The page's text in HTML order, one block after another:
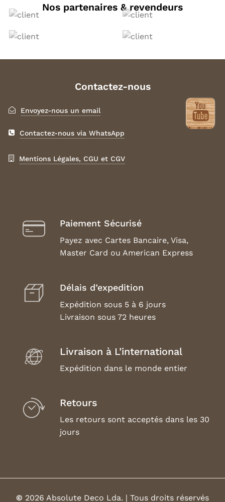
Nos partenaires & revendeurs
Contactez-nous
Envoyez-nous un email
Contactez-nous via WhatsApp
Mentions Légales, CGU et CGV
Paiement Sécurisé
Payez avec Cartes Bancaire, Visa,
Master Card ou American Express
Délais d’expedition
Expédition sous 5 à 6 jours
Livraison sous 72 heures
Livraison à L’international
Expédition dans le monde entier
Retours
Les retours sont acceptés dans les 30
jours
© 2026 Absolute Deco Lda. | Tous droits réservés